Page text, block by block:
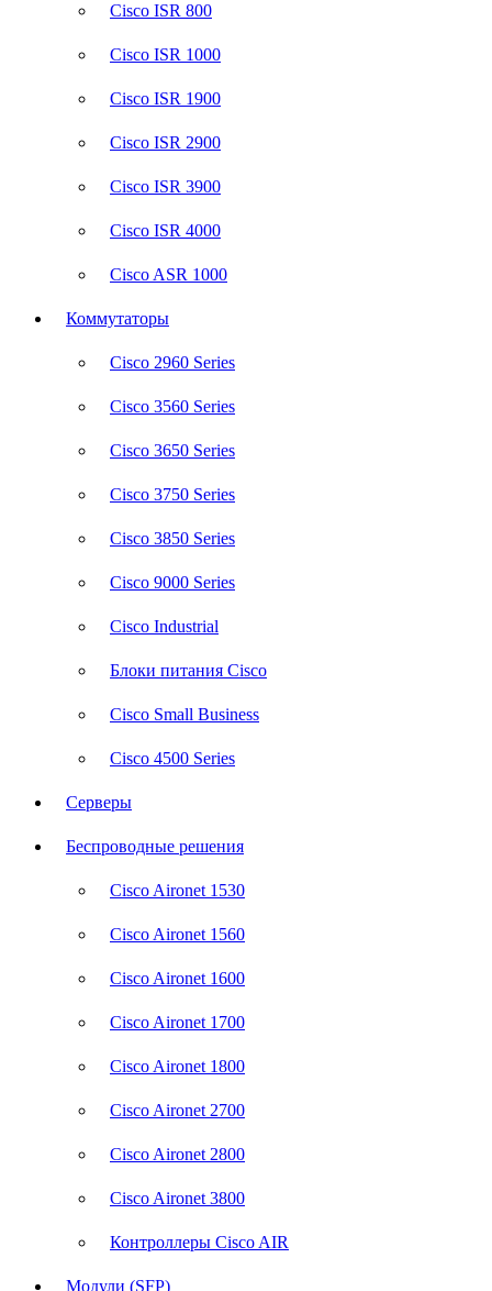
Cisco ISR 800
Cisco ISR 1000
Cisco ISR 1900
Cisco ISR 2900
Cisco ISR 3900
Cisco ISR 4000
Cisco ASR 1000
Коммутаторы
Cisco 2960 Series
Cisco 3560 Series
Cisco 3650 Series
Cisco 3750 Series
Cisco 3850 Series
Cisco 9000 Series
Cisco Industrial
Блоки питания Cisco
Cisco Small Business
Cisco 4500 Series
Серверы
Беспроводные решения
Cisco Aironet 1530
Cisco Aironet 1560
Cisco Aironet 1600
Cisco Aironet 1700
Cisco Aironet 1800
Cisco Aironet 2700
Cisco Aironet 2800
Cisco Aironet 3800
Контроллеры Cisco AIR
Модули (SFP)